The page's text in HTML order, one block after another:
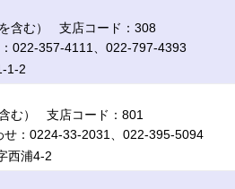
含む） 支店コード：308
022-357-4111、022-797-4393
1-2
む） 支店コード：801
：0224-33-2031、022-395-5094
西浦4-2